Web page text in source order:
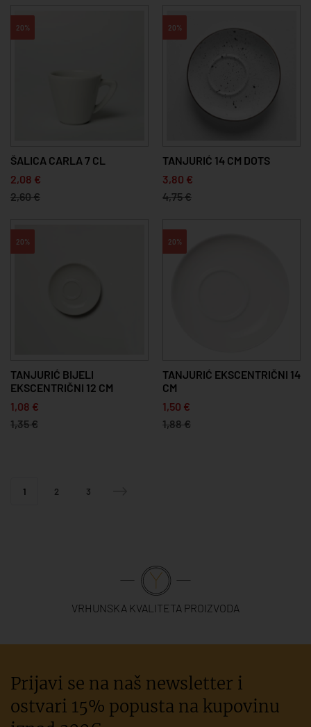
20%
ŠALICA CARLA 7 CL
2,08 €
2,60 €
20%
TANJURIĆ 14 CM DOTS
3,80 €
4,75 €
20%
TANJURIĆ BIJELI
EKSCENTRIČNI 12 CM
1,08 €
1,35 €
20%
TANJURIĆ EKSCENTRIČNI 14
CM
1,50 €
1,88 €
1 2 3
VRHUNSKA KVALITETA PROIZVODA
Prijavi se na naš newsletter i
ostvari 15% popusta na kupovinu